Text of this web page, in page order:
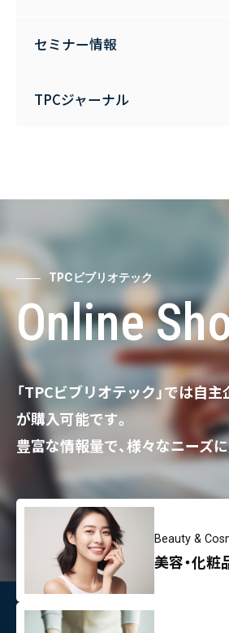
セミナー情報
TPCジャーナル
TPCビブリオテック
Online
「TPCビブリオテック」では自
が購入可能です。
豊富な情報量で、様々なニーズ
Beauty &
美容・化粧